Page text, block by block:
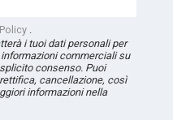
.
i tuoi dati personali per
commerciali su
consenso. Puoi
cancellazione, così
informazioni nella